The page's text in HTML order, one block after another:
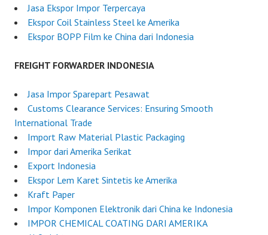
Jasa Ekspor Impor Terpercaya
Ekspor Coil Stainless Steel ke Amerika
Ekspor BOPP Film ke China dari Indonesia
FREIGHT FORWARDER INDONESIA
Jasa Impor Sparepart Pesawat
Customs Clearance Services: Ensuring Smooth
International Trade
Import Raw Material Plastic Packaging
Impor dari Amerika Serikat
Export Indonesia
Ekspor Lem Karet Sintetis ke Amerika
Kraft Paper
Impor Komponen Elektronik dari China ke Indonesia
IMPOR CHEMICAL COATING DARI AMERIKA